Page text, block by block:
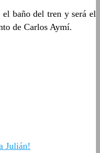
baño del tren y será el
de Carlos Aymí.
Julián!